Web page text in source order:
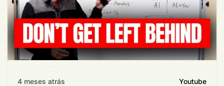
4 meses atrás Youtube